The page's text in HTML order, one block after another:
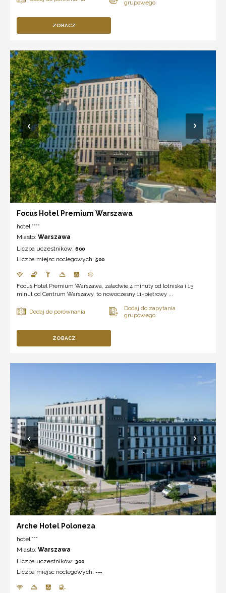
ZOBACZ
Focus Hotel Premium Warszawa
hotel ****
Miasto: Warszawa
Liczba uczestników: 600
Liczba miejsc noclegowych: 500
Focus Hotel Premium Warszawa, zaledwie 4 minuty od lotniska i 15
minut od Centrum Warszawy, to nowoczesny 11-piętrowy ...
ZOBACZ
Arche Hotel Poloneza
hotel ***
Miasto: Warszawa
Liczba uczestników: 300
Liczba miejsc noclegowych: ---